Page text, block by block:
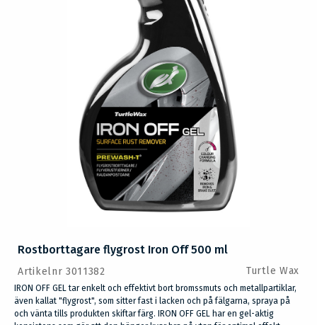
Rostborttagare flygrost Iron Off 500 ml
Artikelnr 3011382 Turtle Wax
IRON OFF GEL tar enkelt och effektivt bort bromssmuts och metallpartiklar,
även kallat "flygrost", som sitter fast i lacken och på fälgarna, spraya på
och vänta tills produkten skiftar färg. IRON OFF GEL har en gel-aktig